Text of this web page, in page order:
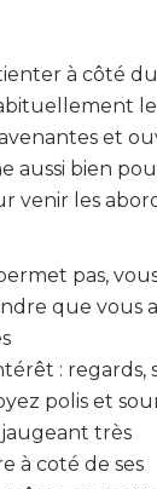
à côté du
et
aussi bien
venir les
pas,
que vous
: regards,
polis et
très
à coté de ses